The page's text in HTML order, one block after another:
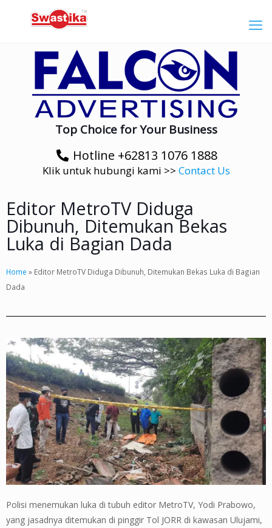
Top Choice for Your Business
Hotline +62813 1076 1888
Klik untuk hubungi kami >> Contact Us
Editor MetroTV Diduga
Dibunuh, Ditemukan Bekas
Luka di Bagian Dada
Home » Editor MetroTV Diduga Dibunuh, Ditemukan Bekas Luka di Bagian
Dada
Polisi menemukan luka di tubuh editor MetroTV, Yodi Prabowo,
yang jasadnya ditemukan di pinggir Tol JORR di kawasan Ulujami,